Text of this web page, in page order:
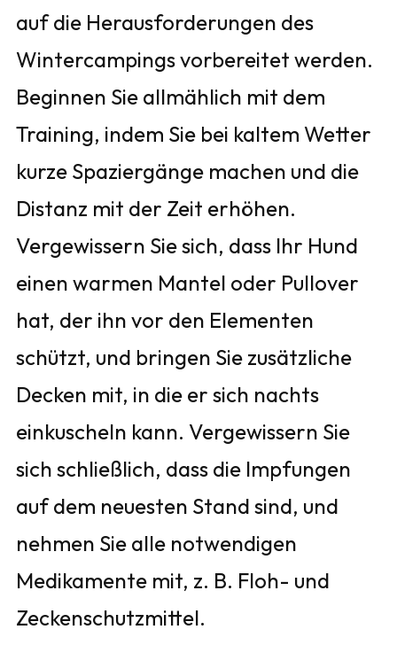
auf die Herausforderungen des
Wintercampings vorbereitet werden.
Beginnen Sie allmählich mit dem
Training, indem Sie bei kaltem Wetter
kurze Spaziergänge machen und die
Distanz mit der Zeit erhöhen.
Vergewissern Sie sich, dass Ihr Hund
einen warmen Mantel oder Pullover
hat, der ihn vor den Elementen
schützt, und bringen Sie zusätzliche
Decken mit, in die er sich nachts
einkuscheln kann. Vergewissern Sie
sich schließlich, dass die Impfungen
auf dem neuesten Stand sind, und
nehmen Sie alle notwendigen
Medikamente mit, z. B. Floh- und
Zeckenschutzmittel.